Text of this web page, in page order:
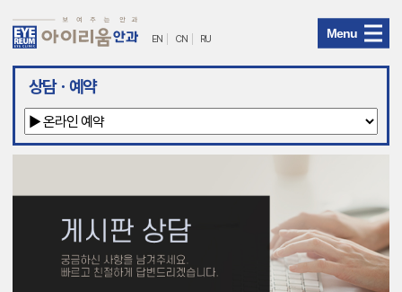
아
리
안
과
EN CN RU Menu
상담ㆍ예약